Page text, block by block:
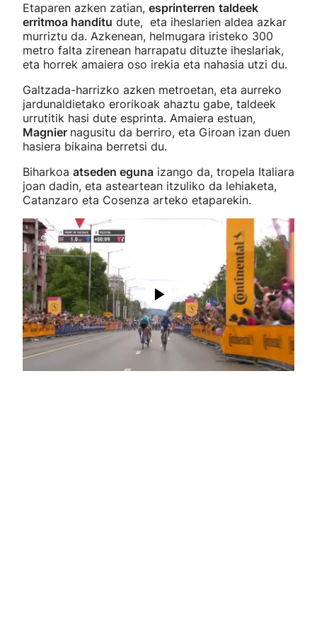
Etaparen azken zatian, esprinterren taldeek
erritmoa handitu dute, eta iheslarien aldea azkar
murriztu da. Azkenean, helmugara iristeko 300
metro falta zirenean harrapatu dituzte iheslariak,
eta horrek amaiera oso irekia eta nahasia utzi du.
Galtzada-harrizko azken metroetan, eta aurreko
jardunaldietako erorikoak ahaztu gabe, taldeek
urrutitik hasi dute esprinta. Amaiera estuan,
Magnier nagusitu da berriro, eta Giroan izan duen
hasiera bikaina berretsi du.
Biharkoa atseden eguna izango da, tropela Italiara
joan dadin, eta asteartean itzuliko da lehiaketa,
Catanzaro eta Cosenza arteko etaparekin.